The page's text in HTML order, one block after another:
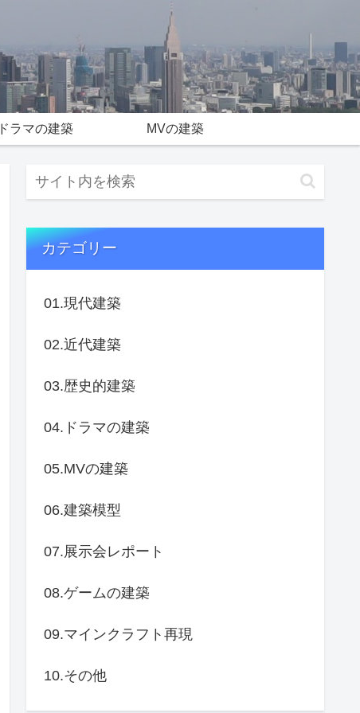
ドラマの建築 MVの建築
カテゴリー
01.現代建築
02.近代建築
03.歴史的建築
04.ドラマの建築
05.MVの建築
06.建築模型
07.展示会レポート
08.ゲームの建築
09.マインクラフト再現
10.その他